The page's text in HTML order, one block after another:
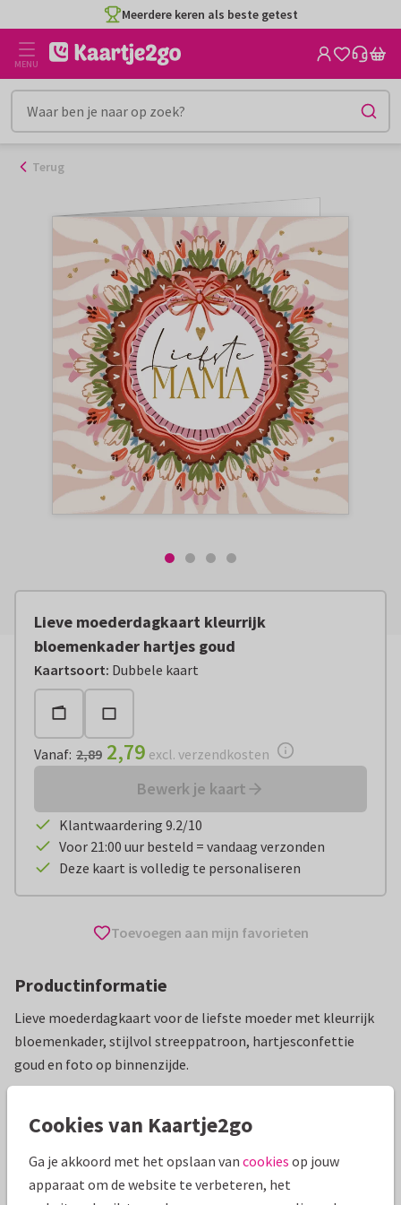
naar
inhoud
Meerdere keren als beste getest
MENU
Terug
Lieve moederdagkaart kleurrijk
bloemenkader hartjes goud
Kaartsoort: Dubbele kaart
Vanaf:€ 2,79 excl. verzendkosten
Vanaf: 2,89 2,79 excl. verzendkosten
Bewerk je kaart
Klantwaardering 9.2/10
Voor 21:00 uur besteld = vandaag verzonden
Deze kaart is volledig te personaliseren
Toevoegen aan mijn favorieten
Productinformatie
Lieve moederdagkaart voor de liefste moeder met kleurrijk
bloemenkader, stijlvol streeppatroon, hartjesconfettie
goud en foto op binnenzijde.
Moederdag kaarten Renee geeft vorm
Cookies van Kaartje2go
Ga je akkoord met het opslaan van cookies op jouw
apparaat om de website te verbeteren, het